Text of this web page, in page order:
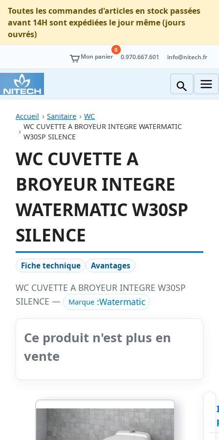
Toutes les commandes d'articles en stock passées
avant 14H sont expédiées le jour même (jours
ouvrés)
Mon panier
0
0.970.667.601 info@nitech.fr
Accueil Sanitaire
WC
WC CUVETTE A BROYEUR INTEGRE WATERMATIC
W30SP SILENCE
WC CUVETTE A
BROYEUR INTEGRE
WATERMATIC W30SP
SILENCE
Fiche technique Avantages
WC CUVETTE A BROYEUR INTEGRE W30SP
SILENCE —
Marque:Watermatic
Ce produit n'est plus en
vente